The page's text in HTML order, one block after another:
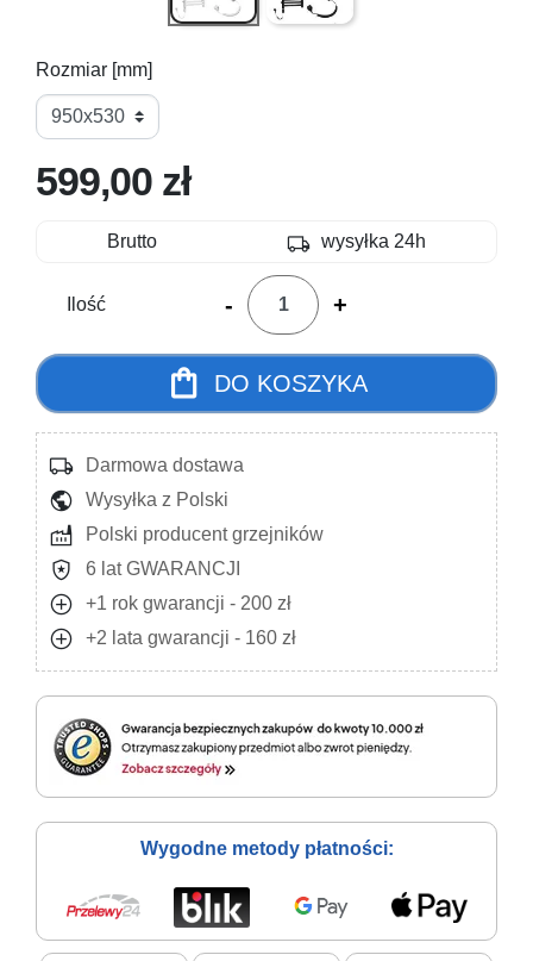
Rozmiar [mm]
599,00 zł
Brutto local_shipping wysyłka 24h
Ilość - +
shopping_bag DO KOSZYKA
local_shipping Darmowa dostawa
public Wysyłka z Polski
factory Polski producent grzejników
local_police 6 lat GWARANCJI
add_circle +1 rok gwarancji - 200 zł
add_circle +2 lata gwarancji - 160 zł
Wygodne metody płatności: